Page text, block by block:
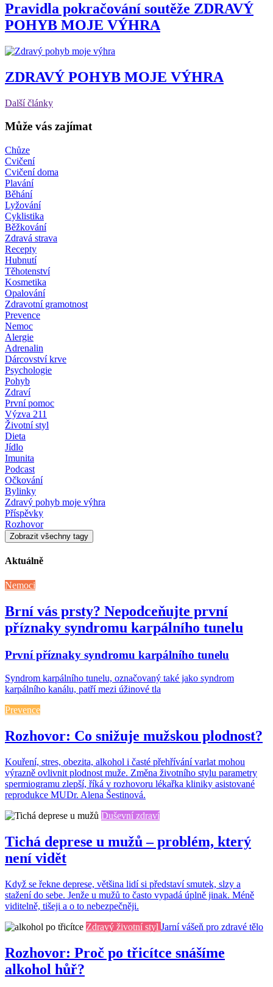
Pravidla pokračování soutěže ZDRAVÝ
POHYB MOJE VÝHRA
ZDRAVÝ POHYB MOJE VÝHRA
Další články
Může vás zajímat
Chůze
Cvičení
Cvičení doma
Plavání
Běhání
Lyžování
Cyklistika
Běžkování
Zdravá strava
Recepty
Hubnutí
Těhotenství
Kosmetika
Opalování
Zdravotní gramotnost
Prevence
Nemoc
Alergie
Adrenalin
Dárcovství krve
Psychologie
Pohyb
Zdraví
První pomoc
Výzva 211
Životní styl
Dieta
Jídlo
Imunita
Podcast
Očkování
Bylinky
Zdravý pohyb moje výhra
Příspěvky
Rozhovor
Zobrazit všechny tagy
Aktuálně
Nemoci
Brní vás prsty? Nepodceňujte první
příznaky syndromu karpálního tunelu
První příznaky syndromu karpálního tunelu
Syndrom karpálního tunelu, označovaný také jako syndrom
karpálního kanálu, patří mezi úžinové tla
Prevence
Rozhovor: Co snižuje mužskou plodnost?
Kouření, stres, obezita, alkohol i časté přehřívání varlat mohou
výrazně ovlivnit plodnost muže. Změna životního stylu parametry
spermiogramu zlepší, říká v rozhovoru lékařka kliniky asistované
reprodukce MUDr. Alena Šestinová.
Duševní zdraví
Tichá deprese u mužů – problém, který
není vidět
Když se řekne deprese, většina lidí si představí smutek, slzy a
stažení do sebe. Jenže u mužů to často vypadá úplně jinak. Méně
viditelně, tišeji a o to nebezpečněji.
Zdravý životní styl Jarní vášeň pro zdravé tělo
Rozhovor: Proč po třicítce snášíme
alkohol hůř?